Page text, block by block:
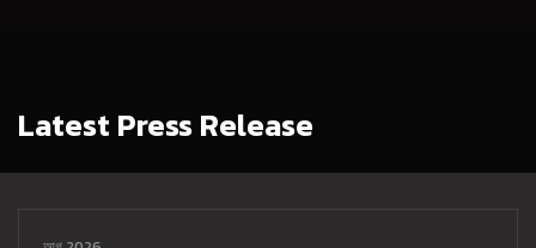
Latest Press Release